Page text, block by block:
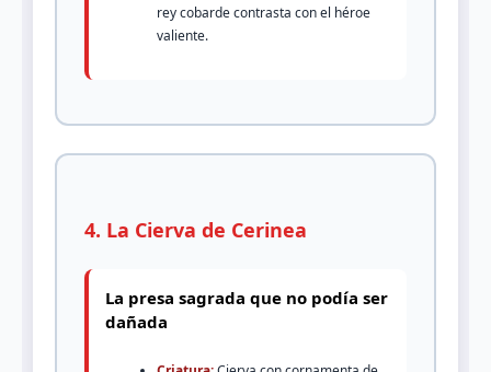
rey cobarde contrasta con el héroe
valiente.
4. La Cierva de Cerinea
La presa sagrada que no podía ser
dañada